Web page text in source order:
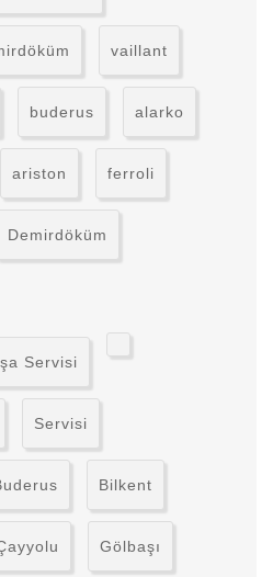
vaillant
buderus alarko
ariston ferroli
Demirdöküm
Servisi
Servisi
Bilkent
Gölbaşı